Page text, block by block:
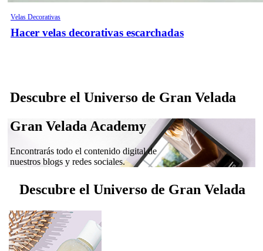
Velas Decorativas
Hacer velas decorativas escarchadas
Descubre el Universo de Gran Velada
Gran Velada Academy
Encontrarás todo el contenido digital de
nuestros blogs y redes sociales.
Descubre el Universo de Gran Velada